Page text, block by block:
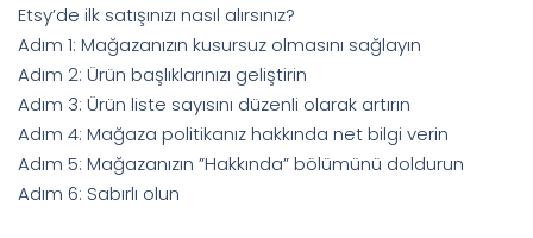
Etsy’de ilk satışınızı nasıl alırsınız?
Adım 1: Mağazanızın kusursuz olmasını sağlayın
Adım 2: Ürün başlıklarınızı geliştirin
Adım 3: Ürün liste sayısını düzenli olarak artırın
Adım 4: Mağaza politikanız hakkında net bilgi verin
Adım 5: Mağazanızın ”Hakkında” bölümünü doldurun
Adım 6: Sabırlı olun